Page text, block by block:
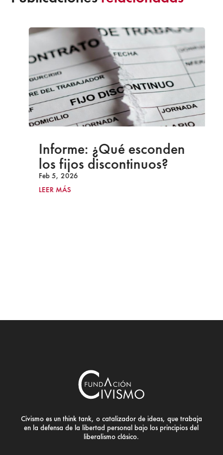
Informe: ¿Qué esconden
los fijos discontinuos?
Feb 5, 2026
LEER MÁS
Civismo es un think tank, o catalizador de ideas, que trabaja
en la defensa de la libertad personal bajo los principios del
liberalismo clásico.